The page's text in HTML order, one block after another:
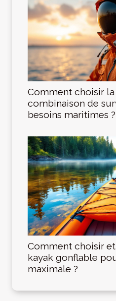
Comment choisir
combinaison de
besoins maritimes ?
Comment choisir
kayak gonflable
maximale ?